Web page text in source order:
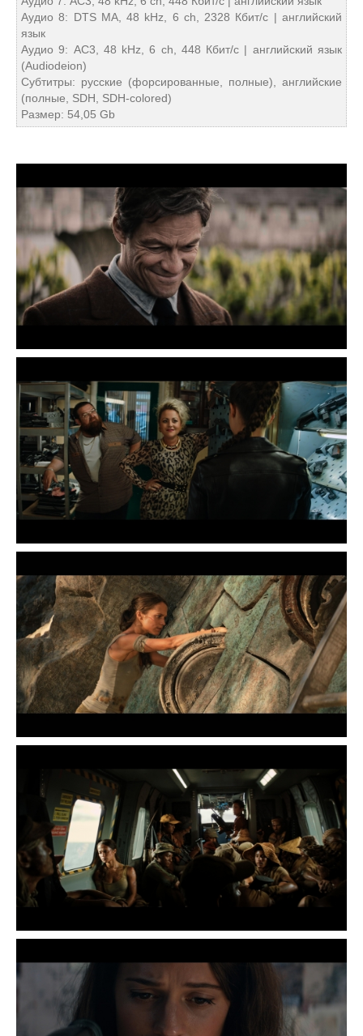
Аудио 8: DTS MA, 48 kHz, 6 ch, 2328 Кбит/с | английский
язык
Аудио 9: AC3, 48 kHz, 6 ch, 448 Кбит/с | английский язык
(Audiodeion)
Субтитры: русские (форсированные, полные), английские
(полные, SDH, SDH-colored)
Размер: 54,05 Gb